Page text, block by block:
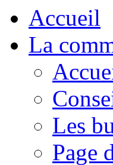
Accueil
La
Les
Page